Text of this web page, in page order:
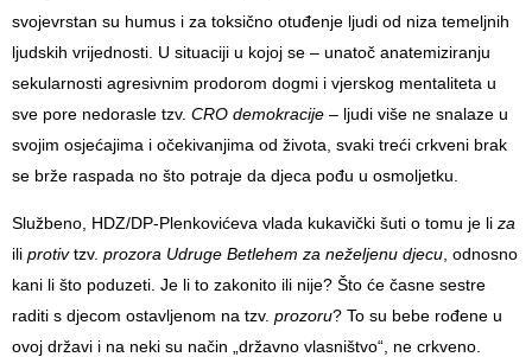
svojevrstan su humus i za toksično otuđenje ljudi od niza temeljnih
ljudskih vrijednosti. U situaciji u kojoj se – unatoč anatemiziranju
sekularnosti agresivnim prodorom dogmi i vjerskog mentaliteta u
sve pore nedorasle tzv. CRO demokracije – ljudi više ne snalaze u
svojim osjećajima i očekivanjima od života, svaki treći crkveni brak
se brže raspada no što potraje da djeca pođu u osmoljetku.
Službeno, HDZ/DP-Plenkovićeva vlada kukavički šuti o tomu je li za
ili protivtzv. prozora Udruge Betlehem za neželjenu djecu , odnosno
kani li što poduzeti. Je li to zakonito ili nije? Što će časne sestre
raditi s djecom ostavljenom na tzv. prozoru? To su bebe rođene u
ovoj državi i na neki su način „državno vlasništvo“, ne crkveno.